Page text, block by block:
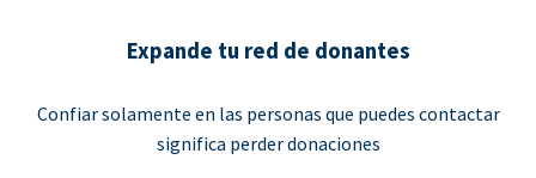
Expande tu red de donantes
Confiar solamente en las personas que puedes contactar
significa perder donaciones